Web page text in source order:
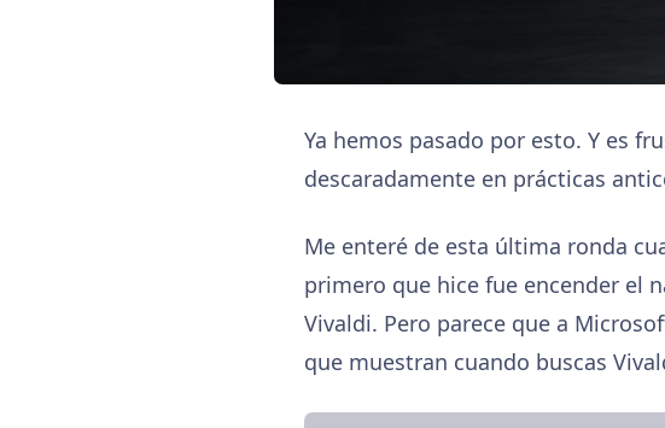
Ya hemos pasado por esto. Y es
descaradamente en prácticas
Me enteré de esta última ronda
primero que hice fue encender el
Vivaldi. Pero parece que a
que muestran cuando buscas